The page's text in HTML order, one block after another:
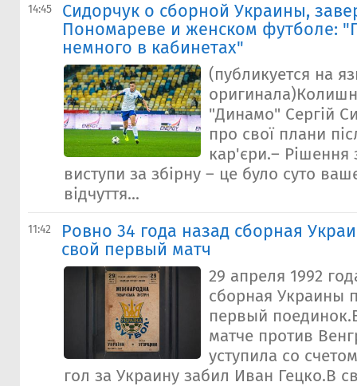
14:45
Сидорчук о сборной Украины,
Пономареве и женском футболе:
немного в кабинетах"
(публикуется на
"Динамо" Сергій
про свої плани
кар'єри.– Рішення
виступи за збірну – це було суто
відчуття...
11:42
Ровно 34 года назад сборная
свой первый матч
29 апреля 1992
сборная Украины
первый
матче против
уступила со
гол за Украину забил Иван Гецко.В